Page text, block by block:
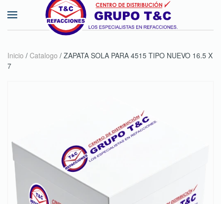
Skip to main content
Inicio / Catalogo / ZAPATA SOLA PARA 4515 TIPO NUEVO 16.5 X
7